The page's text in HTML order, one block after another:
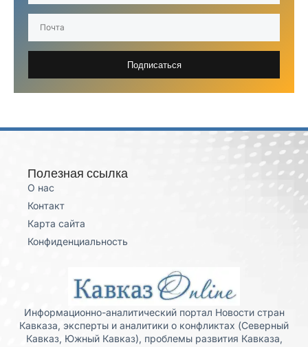
Подписаться
Полезная ссылка
О нас
Контакт
Карта сайта
Конфиденциальность
Информационно-аналитический портал Новости стран
Кавказа, эксперты и аналитики о конфликтах (Северный
Кавказ, Южный Кавказ), проблемы развития Кавказа,